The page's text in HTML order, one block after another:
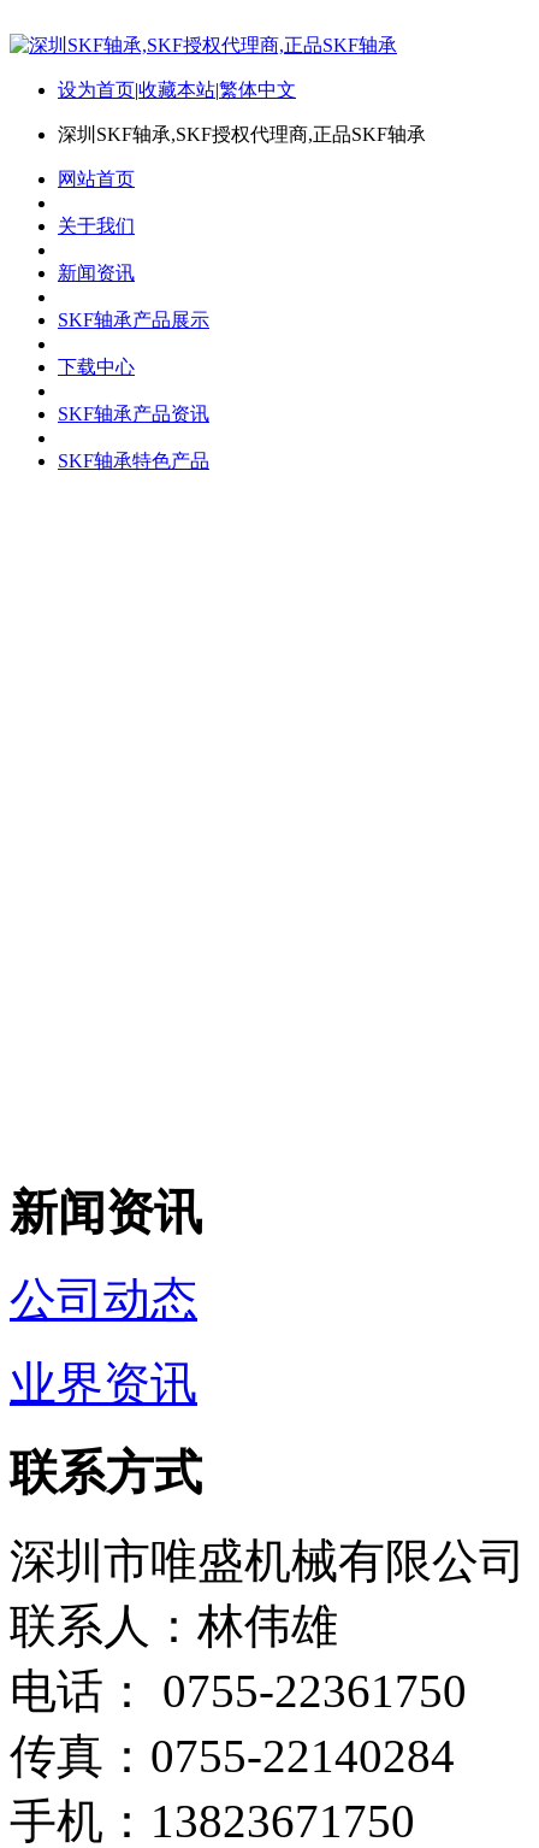
设为首页|收藏本站|繁体中文
深圳SKF轴承,SKF授权代理商,正品SKF轴承
网站首页
关于我们
新闻资讯
SKF轴承产品展示
下载中心
SKF轴承产品资讯
SKF轴承特色产品
新闻资讯
公司动态
业界资讯
联系方式
深圳市唯盛机械有限公司
联系人：林伟雄
电话： 0755-22361750
传真：0755-22140284
手机：13823671750